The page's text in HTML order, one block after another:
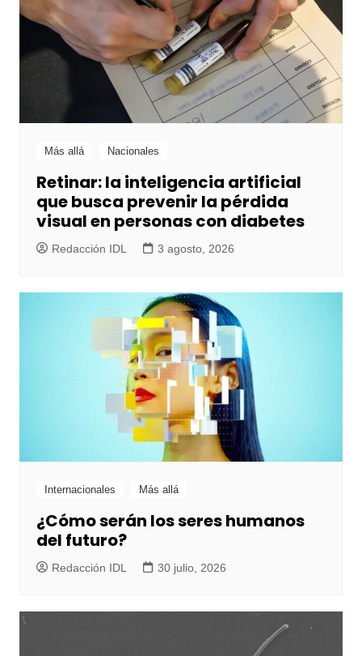
Más allá Nacionales
Retinar: la inteligencia artificial
que busca prevenir la pérdida
visual en personas con diabetes
Redacción IDL 3 agosto, 2026
Internacionales Más allá
¿Cómo serán los seres humanos
del futuro?
Redacción IDL 30 julio, 2026